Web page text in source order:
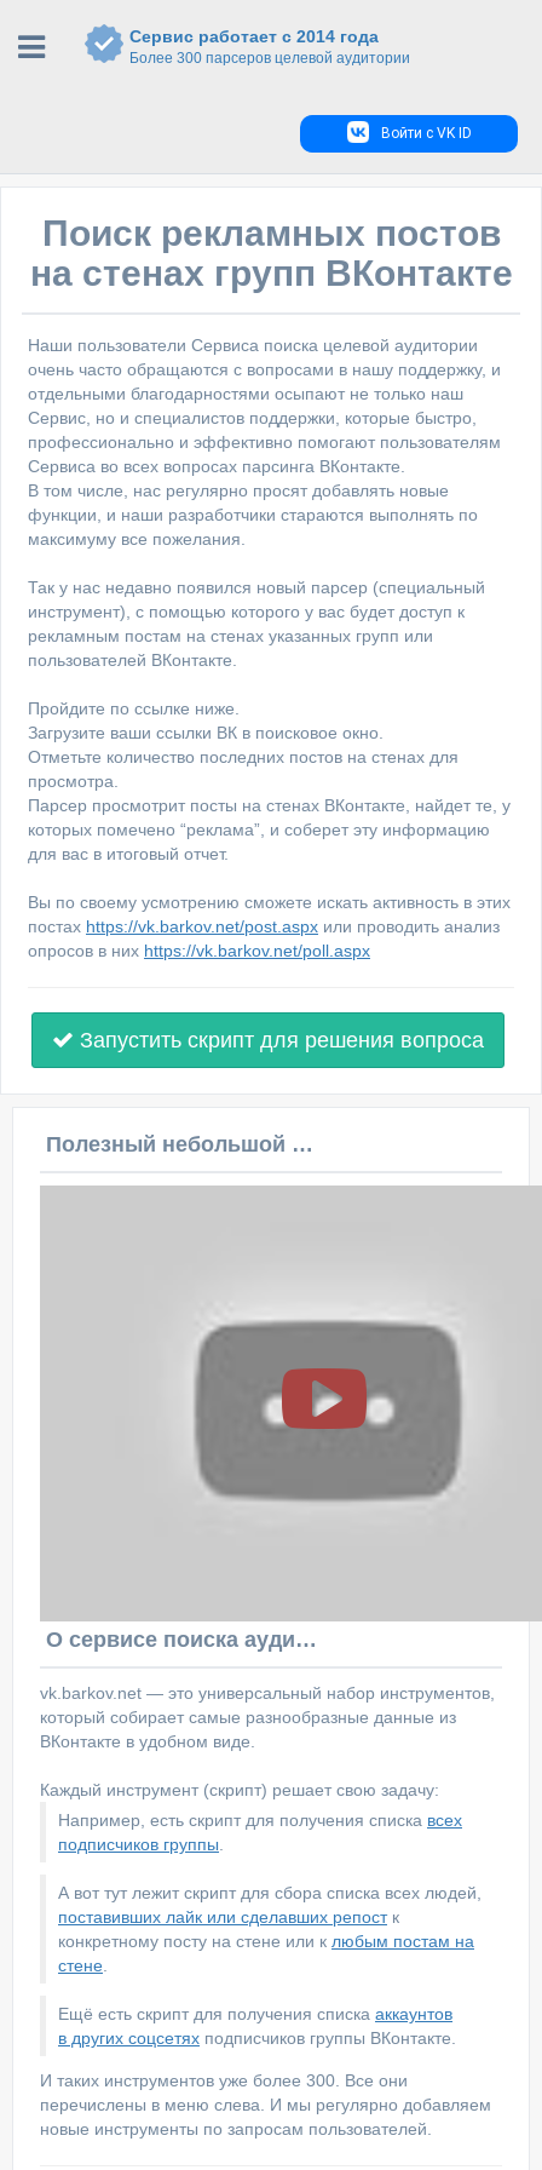
Сервис работает с 2014 года
Более 300 парсеров целевой аудитории
Войти с VK ID
Поиск рекламных постов
на стенах групп ВКонтакте
Наши пользователи Сервиса поиска целевой аудитории
очень часто обращаются с вопросами в нашу поддержку, и
отдельными благодарностями осыпают не только наш
Сервис, но и специалистов поддержки, которые быстро,
профессионально и эффективно помогают пользователям
Сервиса во всех вопросах парсинга ВКонтакте.
В том числе, нас регулярно просят добавлять новые
функции, и наши разработчики стараются выполнять по
максимуму все пожелания.
Так у нас недавно появился новый парсер (специальный
инструмент), с помощью которого у вас будет доступ к
рекламным постам на стенах указанных групп или
пользователей ВКонтакте.
Пройдите по ссылке ниже.
Загрузите ваши ссылки ВК в поисковое окно.
Отметьте количество последних постов на стенах для
просмотра.
Парсер просмотрит посты на стенах ВКонтакте, найдет те, у
которых помечено “реклама”, и соберет эту информацию
для вас в итоговый отчет.
Вы по своему усмотрению сможете искать активность в этих
постах https://vk.barkov.net/post.aspx или проводить анализ
опросов в них https://vk.barkov.net/poll.aspx
Запустить скрипт для решения вопроса
Полезный небольшой видеоурок по этой теме
О сервисе поиска аудитории ВКонтакте
vk.barkov.net — это универсальный набор инструментов,
который собирает самые разнообразные данные из
ВКонтакте в удобном виде.
Каждый инструмент (скрипт) решает свою задачу:
Например, есть скрипт для получения списка всех
подписчиков группы
А вот тут лежит скрипт для сбора списка всех людей,
поставивших лайк или сделавших репостк
конкретному посту на стене или к любым постам на
стене
Ещё есть скрипт для получения списка аккаунтов
в других соцсетях подписчиков группы ВКонтакте.
И таких инструментов уже более 300. Все они
перечислены в меню слева. И мы регулярно добавляем
новые инструменты по запросам пользователей.